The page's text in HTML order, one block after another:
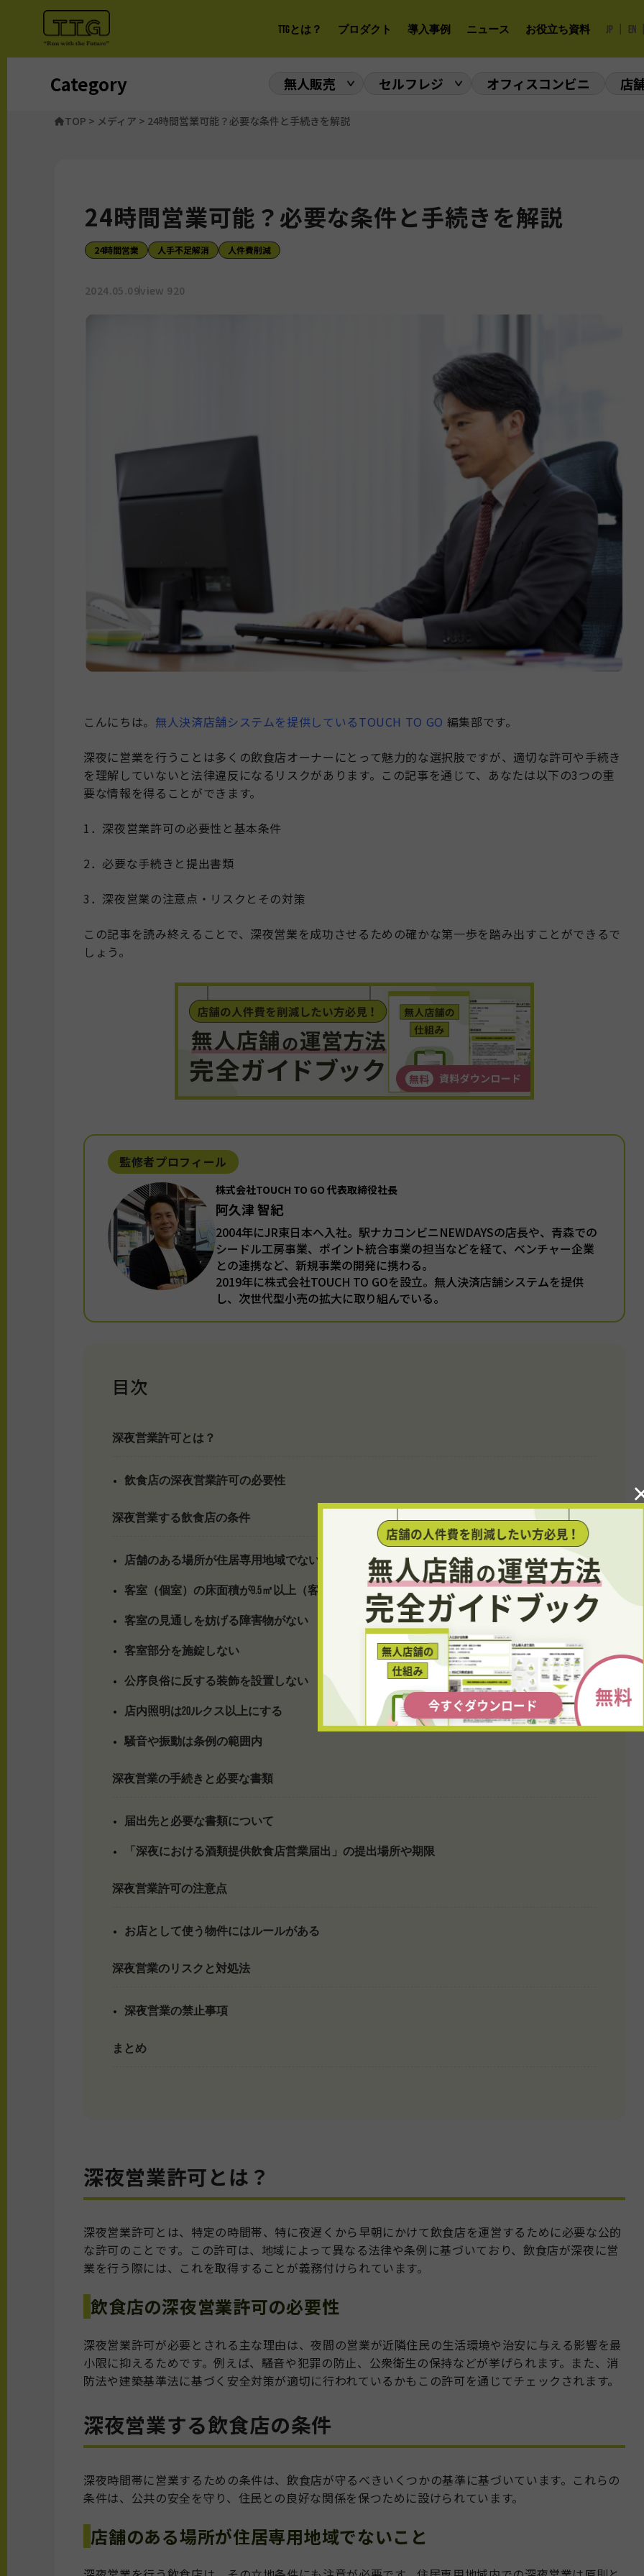
TTGとは？ プロダクト 導入事例 ニュース お役立ち資料 JP EN
Category 無人販売 セルフレジ オフィスコンビニ 店
TOP > メディア > 24時間営業可能？必要な条件と手続きを解説
24時間営業可能？必要な条件と手続きを解説
24時間営業 人手不足解消 人件費削減
2024.05.09view 920
こんにちは。 無人決済店舗システムを提供しているTOUCH TO GO 編集部です。
深夜に営業を行うことは多くの飲食店オーナーにとって魅力的な選択肢ですが、適切な許可や手続き
を理解していないと法律違反になるリスクがあります。この記事を通じて、あなたは以下の3つの重
要な情報を得ることができます。
1．深夜営業許可の必要性と基本条件
2．必要な手続きと提出書類
3．深夜営業の注意点・リスクとその対策
この記事を読み終えることで、深夜営業を成功させるための確かな第一歩を踏み出すことができるで
しょう。
監修者プロフィール
株式会社TOUCH TO GO 代表取締役社長
阿久津 智紀
2004年にJR東日本へ入社。駅ナカコンビニNEWDAYSの店長や、青森での
シードル工房事業、ポイント統合事業の担当などを経て、ベンチャー企業
との連携など、新規事業の開発に携わる。
2019年に株式会社TOUCH TO GOを設立。無人決済店舗システムを提供
し、次世代型小売の拡大に取り組んでいる。
目次
深夜営業許可とは？
飲食店の深夜営業許可の必要性
深夜営業する飲食店の条件
店舗のある場所が住居専用地域でないこと
客室（個室）の床面積が9.5㎡以上（客室数が1室の場合は除外）
客室の見通しを妨げる障害物がない
客室部分を施錠しない
公序良俗に反する装飾を設置しない
店内照明は20ルクス以上にする
騒音や振動は条例の範囲内
深夜営業の手続きと必要な書類
届出先と必要な書類について
「深夜における酒類提供飲食店営業届出」の提出場所や期限
深夜営業許可の注意点
お店として使う物件にはルールがある
深夜営業のリスクと対処法
深夜営業の禁止事項
まとめ
深夜営業許可とは？
深夜営業許可とは、特定の時間帯、特に夜遅くから早朝にかけて飲食店を運営するために必要な公的
な許可のことです。この許可は、地域によって異なる法律や条例に基づいており、飲食店が深夜に営
業を行う際には、これを取得することが義務付けられています。
飲食店の深夜営業許可の必要性
深夜営業許可が必要とされる主な理由は、夜間の営業が近隣住民の生活環境や治安に与える影響を最
小限に抑えるためです。例えば、騒音や犯罪の防止、公衆衛生の保持などが挙げられます。また、消
防法や建築基準法に基づく安全対策が適切に行われているかもこの許可を通じてチェックされます。
深夜営業する飲食店の条件
深夜時間帯に営業するための条件は、飲食店が守るべきいくつかの基準に基づいています。これらの
条件は、公共の安全を守り、住民との良好な関係を保つために設けられています。
店舗のある場所が住居専用地域でないこと